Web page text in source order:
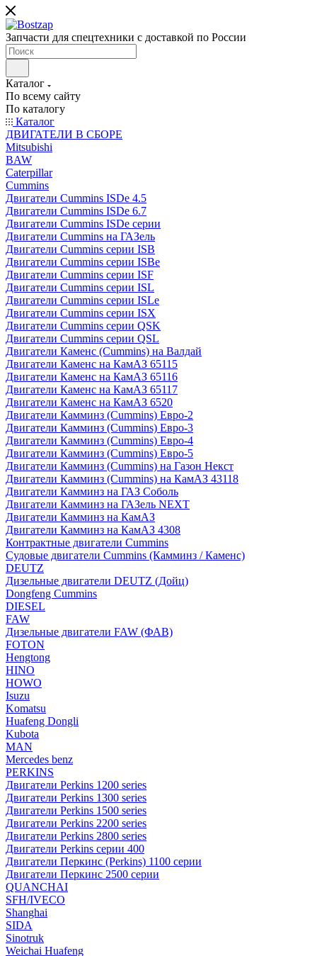
Запчасти для спецтехники с доставкой по России
Каталог
По всему сайту
По каталогу
Каталог
ДВИГАТЕЛИ В СБОРЕ
Mitsubishi
BAW
Caterpillar
Cummins
Двигатели Cummins ISDe 4.5
Двигатели Cummins ISDe 6.7
Двигатели Cummins ISDe серии
Двигатели Cummins на ГАЗель
Двигатели Cummins серии ISB
Двигатели Cummins серии ISBe
Двигатели Cummins серии ISF
Двигатели Cummins серии ISL
Двигатели Cummins серии ISLe
Двигатели Cummins серии ISX
Двигатели Cummins серии QSK
Двигатели Cummins серии QSL
Двигатели Каменс (Cummins) на Валдай
Двигатели Каменс на КамАЗ 65115
Двигатели Каменс на КамАЗ 65116
Двигатели Каменс на КамАЗ 65117
Двигатели Каменс на КамАЗ 6520
Двигатели Камминз (Cummins) Евро-2
Двигатели Камминз (Cummins) Евро-3
Двигатели Камминз (Cummins) Евро-4
Двигатели Камминз (Cummins) Евро-5
Двигатели Камминз (Cummins) на Газон Некст
Двигатели Камминз (Cummins) на КамАЗ 43118
Двигатели Камминз на ГАЗ Соболь
Двигатели Камминз на ГАЗель NEXT
Двигатели Камминз на КамАЗ
Двигатели Камминз на КамАЗ 4308
Контрактные двигатели Cummins
Судовые двигатели Cummins (Камминз / Каменс)
DEUTZ
Дизельные двигатели DEUTZ (Дойц)
Dongfeng Cummins
DIESEL
FAW
Дизельные двигатели FAW (ФАВ)
FOTON
Hengtong
HINO
HOWO
Isuzu
Komatsu
Huafeng Dongli
Kubota
MAN
Mercedes benz
PERKINS
Двигатели Perkins 1200 series
Двигатели Perkins 1300 series
Двигатели Perkins 1500 series
Двигатели Perkins 2200 series
Двигатели Perkins 2800 series
Двигатели Perkins серии 400
Двигатели Перкинс (Perkins) 1100 серии
Двигатели Перкинс 2500 серии
QUANCHAI
SFH/IVECO
Shanghai
SIDA
Sinotruk
Weichai Huafeng